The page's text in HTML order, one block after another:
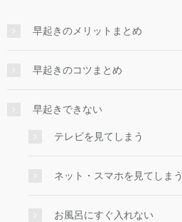
早起きのメリットまとめ
早起きのコツまとめ
早起きできない
テレビを見てしまう
ネット・スマホを見てしまう
お風呂にすぐ入れない